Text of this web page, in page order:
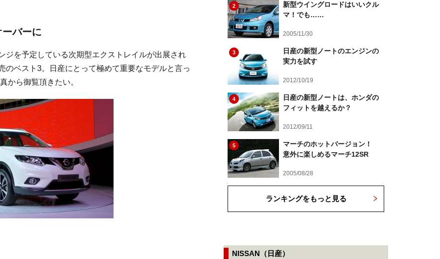
バーに
ジを予定している次期型エクストレイルが出展され
のベスト3。日産にとって極めて重要なモデルと言っ
から御覧頂きたい。
2
新型ウイングロードはいいクル
マ！でも……
2005/11/30
3
日産の新型ノートのエンジンの
実力を試す
2012/10/19
4
日産の新型ノートは、ホンダの
フィットを越えるか？
2012/09/11
5
マーチのホットバージョン！
意外に楽しめるマーチ12SR
2005/08/28
ランキングをもっと見る
NISSAN（日産）